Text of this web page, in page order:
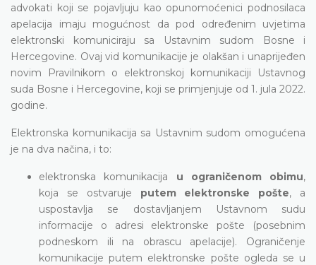
advokati koji se pojavljuju kao opunomoćenici podnosilaca
apelacija imaju mogućnost da pod određenim uvjetima
elektronski komuniciraju sa Ustavnim sudom Bosne i
Hercegovine. Ovaj vid komunikacije je olakšan i unaprijeđen
novim Pravilnikom o elektronskoj komunikaciji Ustavnog
suda Bosne i Hercegovine, koji se primjenjuje od 1. jula 2022.
godine.
Elektronska komunikacija sa Ustavnim sudom omogućena
je na dva načina, i to:
elektronska komunikacija u ograničenom obimu,
koja se ostvaruje putem elektronske pošte, a
uspostavlja se dostavljanjem Ustavnom sudu
informacije o adresi elektronske pošte (posebnim
podneskom ili na obrascu apelacije). Ograničenje
komunikacije putem elektronske pošte ogleda se u